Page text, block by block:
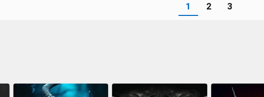
1 2 3